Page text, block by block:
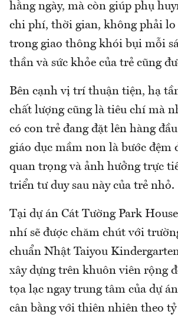
hằng ngày, mà còn giúp phụ
chi phí, thời gian, không phải lo
trong giao thông khói bụi mỗi
thần và sức khỏe của trẻ cũng
Bên cạnh vị trí thuận tiện, hạ
chất lượng cũng là tiêu chí mà
có con trẻ đang đặt lên hàng
giáo dục mầm non là bước đệm
quan trọng và ảnh hưởng trực
triển tư duy sau này của trẻ nhỏ.
Tại dự án Cát Tường Park
nhí sẽ được chăm chút với
chuẩn Nhật Taiyou
xây dựng trên khuôn viên rộng
tọa lạc ngay trung tâm của dự
cân bằng với thiên nhiên theo